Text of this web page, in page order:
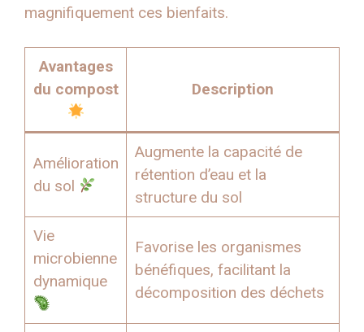
magnifiquement ces bienfaits.
Avantages
du compost
Description
Amélioration
du sol
Augmente la capacité de
rétention d’eau et la
structure du sol
Vie
microbienne
dynamique
Favorise les organismes
bénéfiques, facilitant la
décomposition des déchets